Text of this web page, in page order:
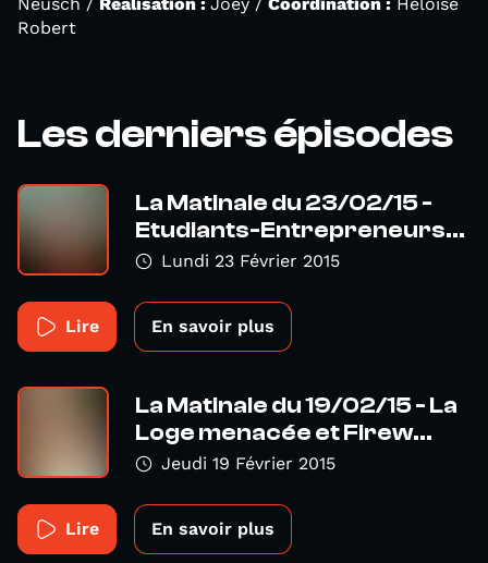
Robert
Les derniers épisodes
La Matinale du 23/02/15 -
Etudiants-Entrepreneurs...
Lundi 23 Février 2015
Lire En savoir plus
La Matinale du 19/02/15 - La
Loge menacée et Firew...
Jeudi 19 Février 2015
Lire En savoir plus